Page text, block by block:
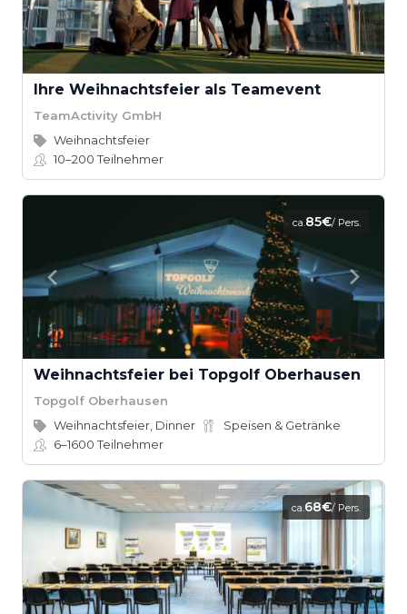
Ihre Weihnachtsfeier als Teamevent
TeamActivity GmbH
Weihnachtsfeier
10–200Teilnehmer
ca.85€/ Pers.
Weihnachtsfeier bei Topgolf Oberhausen
Topgolf Oberhausen
Weihnachtsfeier, Dinner
Speisen & Getränke
6–1600Teilnehmer
ca.68€/ Pers.